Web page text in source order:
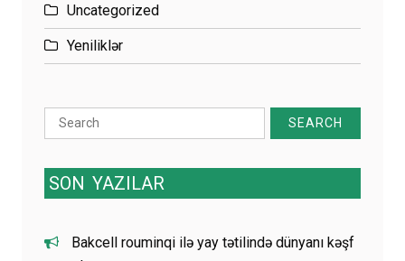
Uncategorized
Yeniliklər
Search
for:
SON YAZILAR
Bakcell rouminqi ilə yay tətilində dünyanı kəşf